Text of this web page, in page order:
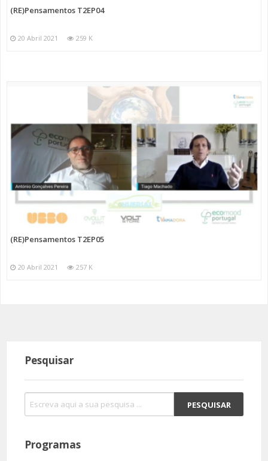
(RE)Pensamentos T2EP04
20 Abril 2021 259 K
(RE)Pensamentos T2EP05
20 Abril 2021 257 K
Pesquisar
Programas